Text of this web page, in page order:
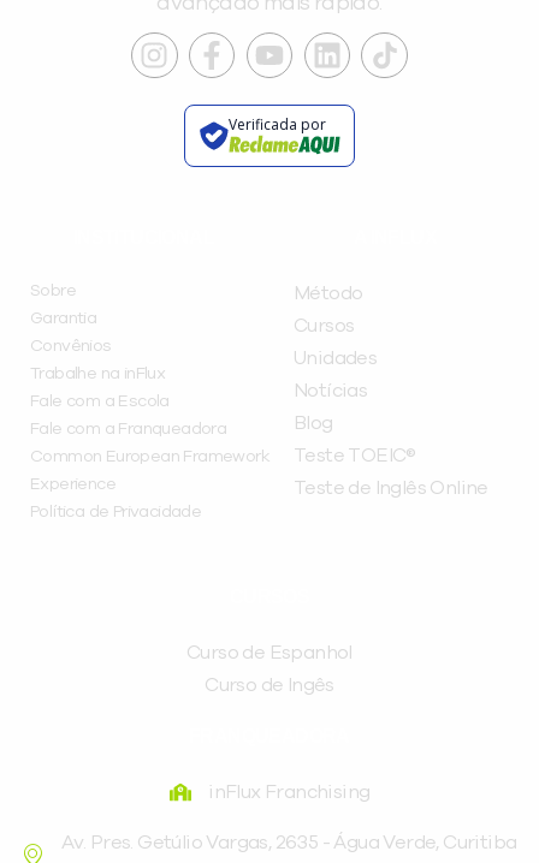
Verificada por
Sobre
Garantia
Convênios
Trabalhe na inFlux
Fale com a Escola
Fale com a Franqueadora
Common European Framework
Experience
Política de Privacidade
Método
Cursos
Unidades
Notícias
Blog
Teste TOEIC®
Teste de Inglês Online
Curso de Espanhol
Curso de Ingês
inFlux Franchising
Av. Pres. Getúlio Vargas, 2635 - Água Verde, Curitiba